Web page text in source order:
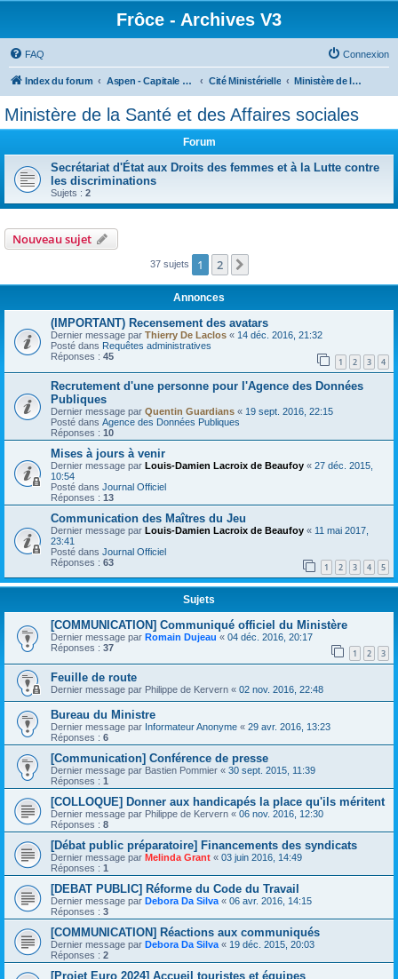
Frôce - Archives V3
FAQ Connexion
Index du forum Aspen - Capitale de la Frôce Cité Ministérielle Ministère de la Santé et des Affaires sociales
Ministère de la Santé et des Affaires sociales
Forum
Secrétariat d'État aux Droits des femmes et à la Lutte contre
les discriminations
Sujets : 2
Nouveau sujet
37 sujets 1 2
Annonces
(IMPORTANT) Recensement des avatars
Dernier message par Thierry De Laclos « 14 déc. 2016, 21:32
Posté dans Requêtes administratives
Réponses : 45 1 2 3 4
Recrutement d'une personne pour l'Agence des Données
Publiques
Dernier message par Quentin Guardians « 19 sept. 2016, 22:15
Posté dans Agence des Données Publiques
Réponses : 10
Mises à jours à venir
Dernier message par Louis-Damien Lacroix de Beaufoy « 27 déc. 2015,
10:54
Posté dans Journal Officiel
Réponses : 13
Communication des Maîtres du Jeu
Dernier message par Louis-Damien Lacroix de Beaufoy « 11 mai 2017,
23:41
Posté dans Journal Officiel
Réponses : 63 1 2 3 4 5
Sujets
[COMMUNICATION] Communiqué officiel du Ministère
Dernier message par Romain Dujeau « 04 déc. 2016, 20:17
Réponses : 37 1 2 3
Feuille de route
Dernier message par Philippe de Kervern « 02 nov. 2016, 22:48
Bureau du Ministre
Dernier message par Informateur Anonyme « 29 avr. 2016, 13:23
Réponses : 6
[Communication] Conférence de presse
Dernier message par Bastien Pommier « 30 sept. 2015, 11:39
Réponses : 1
[COLLOQUE] Donner aux handicapés la place qu'ils méritent
Dernier message par Philippe de Kervern « 06 nov. 2016, 12:30
Réponses : 8
[Débat public préparatoire] Financements des syndicats
Dernier message par Melinda Grant « 03 juin 2016, 14:49
Réponses : 1
[DEBAT PUBLIC] Réforme du Code du Travail
Dernier message par Debora Da Silva « 06 avr. 2016, 14:15
Réponses : 3
[COMMUNICATION] Réactions aux communiqués
Dernier message par Debora Da Silva « 19 déc. 2015, 20:03
Réponses : 2
[Projet Euro 2024] Accueil touristes et équipes